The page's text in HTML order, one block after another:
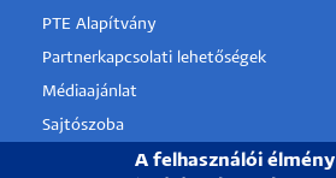
PTE Alapítvány
Partnerkapcsolati lehetőségek
Médiaajánlat
Sajtószoba
Pályázati projektekA felhasználói élmény